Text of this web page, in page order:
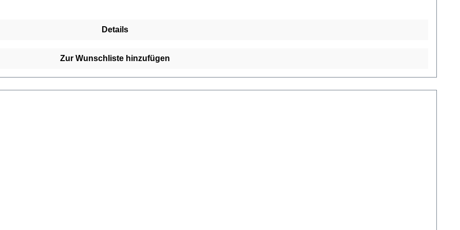
Details
Zur Wunschliste hinzufügen